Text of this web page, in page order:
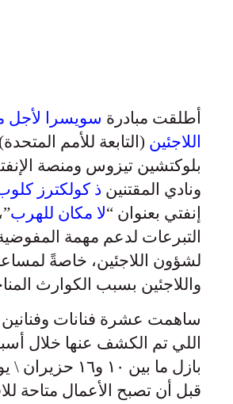
أطلقت مبادرة سويسرا لأجل
اللاجئين (التابعة للأمم
بلوكتشين تيزوس ومنصة
ونادي المقتنين ذ كولكترز
إنفتي بعنوان “لا مكان للهرب
التبرعات لدعم مهمة
لشؤون اللاجئين، خاصةً
واللاجئين بسبب الكوارث
ساهمت عشرة فنانات وفنانين
اللي تم الكشف عنها خلال
بازل ما بين ١٠ و١٦
قبل أن تصبح الأعمال متاحة